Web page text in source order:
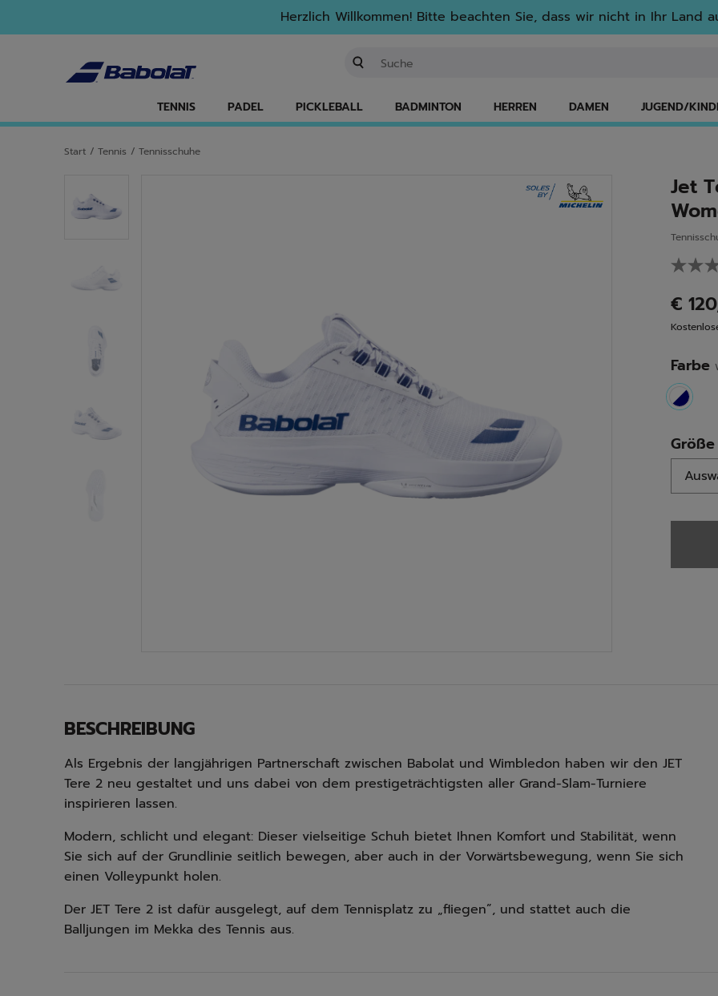
Herzlich Willkommen! Bitte beachten Sie, dass wir nicht in Ihr Land
TENNIS PADEL PICKLEBALL BADMINTON HERREN DAMEN JUGEND/
Start / Tennis / Tennisschuhe
Jet
€
Farbe
Größe
BESCHREIBUNG
Als Ergebnis der langjährigen Partnerschaft zwischen Babolat und Wimbledon haben wir den JET
Tere 2 neu gestaltet und uns dabei von dem prestigeträchtigsten aller Grand-Slam-Turniere
inspirieren lassen.
Modern, schlicht und elegant: Dieser vielseitige Schuh bietet Ihnen Komfort und Stabilität, wenn
Sie sich auf der Grundlinie seitlich bewegen, aber auch in der Vorwärtsbewegung, wenn Sie sich
einen Volleypunkt holen.
Der JET Tere 2 ist dafür ausgelegt, auf dem Tennisplatz zu „fliegen”, und stattet auch die
Balljungen im Mekka des Tennis aus.